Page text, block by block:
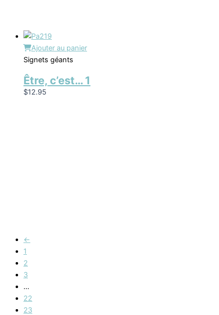
Ajouter au panier
Signets géants
Être, c’est… 1
$12.95
←
1
2
3
…
22
23